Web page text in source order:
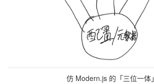
仿 Modern.js 的「三位一体」